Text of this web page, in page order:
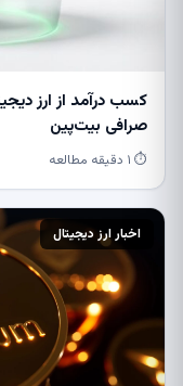
کسب درآمد از ارز
صرافی بیت‌پین
⏱ ۱ دقیقه مطالعه
اخبار ارز دیجیتال